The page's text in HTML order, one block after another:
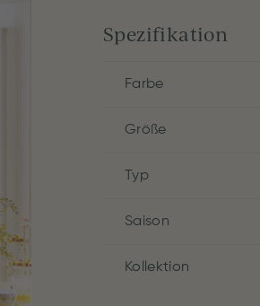
Spezifikation
Farbe
Größe
Typ
Saison
Kollektion